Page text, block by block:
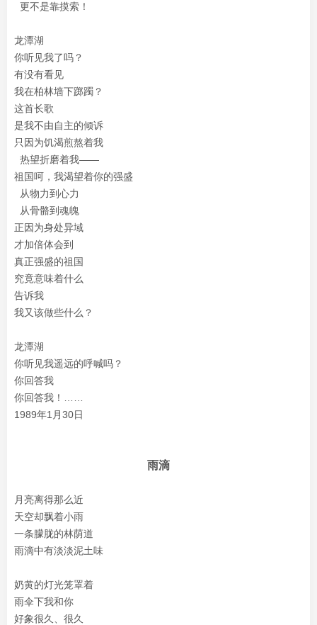
更不是靠摸索！
龙潭湖
你听见我了吗？
有没有看见
我在柏林墙下踯躅？
这首长歌
是我不由自主的倾诉
只因为饥渴煎熬着我
热望折磨着我——
祖国呵，我渴望着你的强盛
从物力到心力
从骨骼到魂魄
正因为身处异域
才加倍体会到
真正强盛的祖国
究竟意味着什么
告诉我
我又该做些什么？
龙潭湖
你听见我遥远的呼喊吗？
你回答我
你回答我！……
1989年1月30日
雨滴
月亮离得那么近
天空却飘着小雨
一条朦胧的林荫道
雨滴中有淡淡泥土味
奶黄的灯光笼罩着
雨伞下我和你
好象很久、很久